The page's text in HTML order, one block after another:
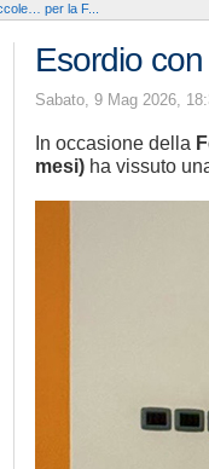
per la F...
Esordio
Sabato, 9 Mag 2026,
In occasione della
mesi) ha vissuto